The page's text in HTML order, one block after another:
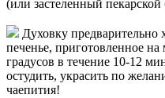
(или застеленный пекарской
Духовку предварительно
печенье, приготовленное
градусов в течение 10-12
остудить, украсить по
чаепития!